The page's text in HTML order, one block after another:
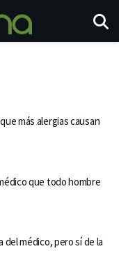
más alergias causan
que todo hombre
del médico, pero sí de la